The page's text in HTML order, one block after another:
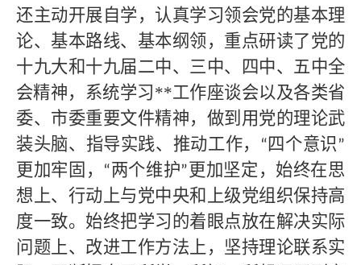
还主动开展自学，认真学习领会党的基本理
论、基本路线、基本纲领，重点研读了党的
十九大和十九届二中、三中、四中、五中全
会精神，系统学习**工作座谈会以及各类省
委、市委重要文件精神，做到用党的理论武
装头脑、指导实践、推动工作，
“四个意识”
更加牢固， “两个维护” 更加坚定，始终在思
想上、行动上与党中央和上级党组织保持高
度一致。始终把学习的着眼点放在解决实际
问题上、改进工作方法上，坚持理论联系实